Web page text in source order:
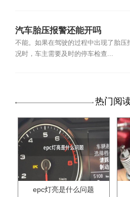
汽车胎压报警还能开吗
不能。如果在驾驶的过程中出现了胎压
况时，车主需要及时的停车检查...
热门阅
epc灯亮是什么问题